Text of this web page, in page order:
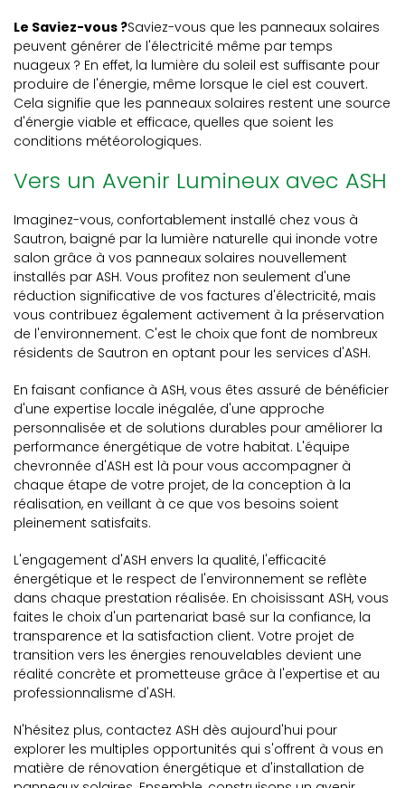
Le Saviez-vous ?Saviez-vous que les panneaux solaires
peuvent générer de l'électricité même par temps
nuageux ? En effet, la lumière du soleil est suffisante pour
produire de l'énergie, même lorsque le ciel est couvert.
Cela signifie que les panneaux solaires restent une source
d'énergie viable et efficace, quelles que soient les
conditions météorologiques.
Vers un Avenir Lumineux avec ASH
Imaginez-vous, confortablement installé chez vous à
Sautron, baigné par la lumière naturelle qui inonde votre
salon grâce à vos panneaux solaires nouvellement
installés par ASH. Vous profitez non seulement d'une
réduction significative de vos factures d'électricité, mais
vous contribuez également activement à la préservation
de l'environnement. C'est le choix que font de nombreux
résidents de Sautron en optant pour les services d'ASH.
En faisant confiance à ASH, vous êtes assuré de bénéficier
d'une expertise locale inégalée, d'une approche
personnalisée et de solutions durables pour améliorer la
performance énergétique de votre habitat. L'équipe
chevronnée d'ASH est là pour vous accompagner à
chaque étape de votre projet, de la conception à la
réalisation, en veillant à ce que vos besoins soient
pleinement satisfaits.
L'engagement d'ASH envers la qualité, l'efficacité
énergétique et le respect de l'environnement se reflète
dans chaque prestation réalisée. En choisissant ASH, vous
faites le choix d'un partenariat basé sur la confiance, la
transparence et la satisfaction client. Votre projet de
transition vers les énergies renouvelables devient une
réalité concrète et prometteuse grâce à l'expertise et au
professionnalisme d'ASH.
N'hésitez plus, contactez ASH dès aujourd'hui pour
explorer les multiples opportunités qui s'offrent à vous en
matière de rénovation énergétique et d'installation de